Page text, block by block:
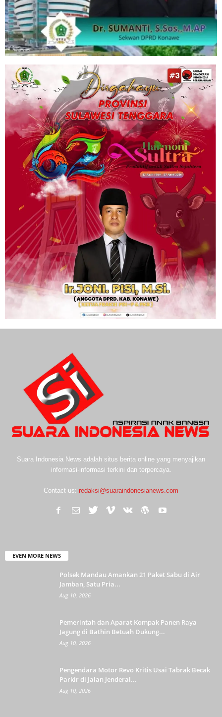
Suara Indonesia News adalah situs berita online yang menyajikan
informasi-informasi terkini dan terpercaya.
Contact us: redaksi@suaraindonesianews.com
EVEN MORE NEWS
Polsek Mandau Amankan 21 Paket Sabu di Air
Jamban, Satu Pria...
Aug 10, 2026
Pemerintah dan Aparat Kompak Panen Raya
Jagung di Bathin Betuah Dukung...
Aug 10, 2026
Pengendara Motor Revo Kritis Usai Tabrak Becak
Parkir di Jalan Jenderal...
Aug 10, 2026